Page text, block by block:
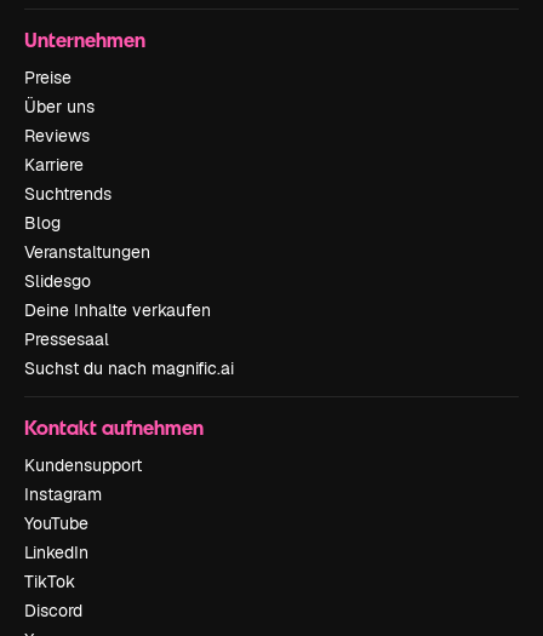
Unternehmen
Preise
Über uns
Reviews
Karriere
Suchtrends
Blog
Veranstaltungen
Slidesgo
Deine Inhalte verkaufen
Pressesaal
Suchst du nach magnific.ai
Kontakt aufnehmen
Kundensupport
Instagram
YouTube
LinkedIn
TikTok
Discord